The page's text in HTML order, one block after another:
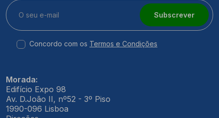
Subscrever
Concordo com os Termos e Condições
Morada:
Edifício Expo 98
Av. D.João II, nº52 - 3º Piso
1990-096 Lisboa